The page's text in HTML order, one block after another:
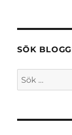
SÖK
Sök
efter: